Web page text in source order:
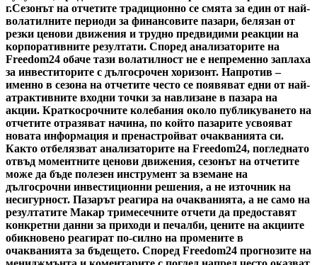
г.Сезонът на отчетите традиционно се смята за един от най-
волатилните периоди за финансовите пазари, белязан от
резки ценови движения и трудно предвидими реакции на
корпоративните резултати. Според анализаторите на
Freedom24 обаче тази волатилност не е непременно заплаха
за инвеститорите с дългосрочен хоризонт. Напротив –
именно в сезона на отчетите често се появяват едни от най-
атрактивните входни точки за навлизане в пазара на
акции. Краткосрочните колебания около публикуването на
отчетите отразяват начина, по който пазарите усвояват
новата информация и пренастройват очакванията си.
Както отбелязват анализаторите на Freedom24, погледнато
отвъд моментните ценови движения, сезонът на отчетите
може да бъде полезен инструмент за вземане на
дългосрочни инвестиционни решения, а не източник на
несигурност. Пазарът реагира на очакванията, а не само на
резултатите Макар тримесечните отчети да предоставят
конкретни данни за приходи и печалби, цените на акциите
обикновено реагират по-силно на промените в
очакванията за бъдещето. Според Freedom24 прогнозите на